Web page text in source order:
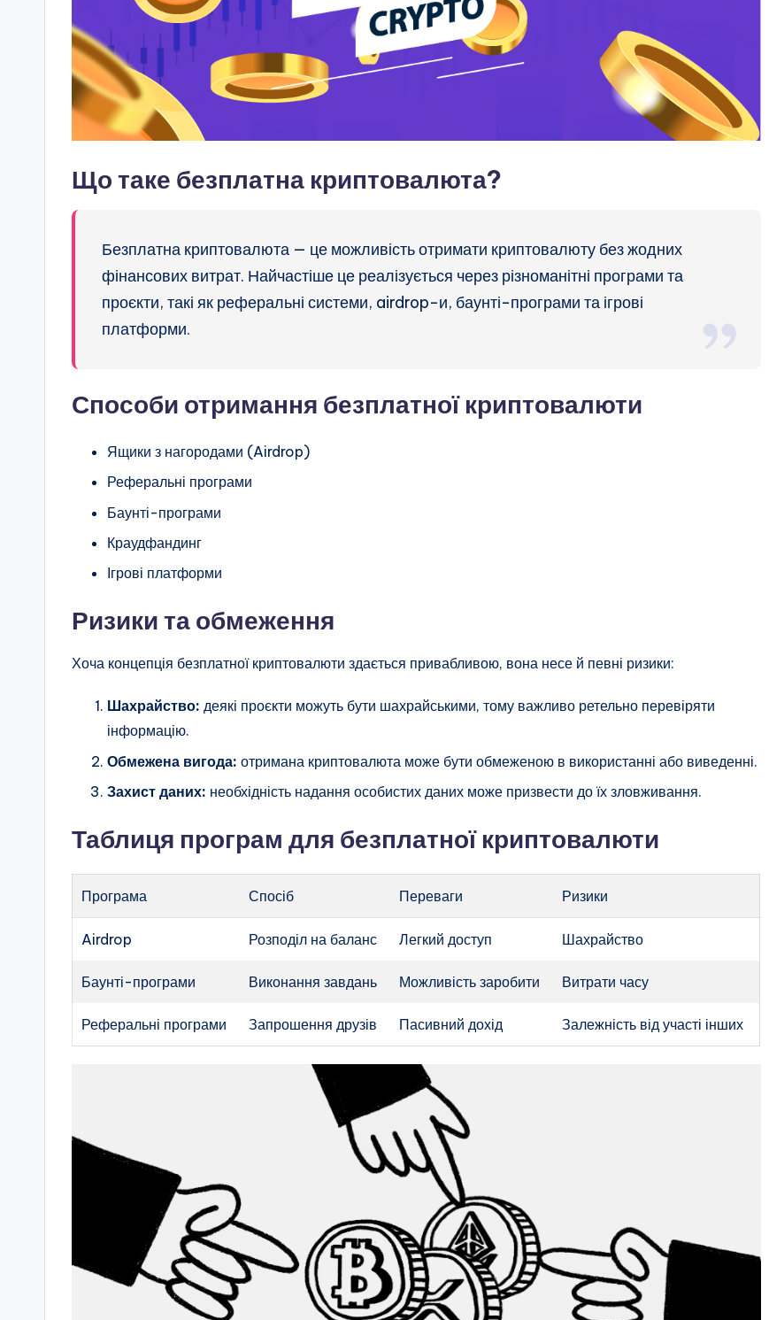
Що таке безплатна криптовалюта?
Безплатна криптовалюта — це можливість отримати криптовалюту без жодних
фінансових витрат. Найчастіше це реалізується через різноманітні програми та
проєкти, такі як реферальні системи, airdrop-и, баунті-програми та ігрові
платформи.
Способи отримання безплатної криптовалюти
Ящики з нагородами (Airdrop)
Реферальні програми
Баунті-програми
Краудфандинг
Ігрові платформи
Ризики та обмеження
Хоча концепція безплатної криптовалюти здається привабливою, вона несе й певні ризики:
Шахрайство: деякі проєкти можуть бути шахрайськими, тому важливо ретельно перевіряти
інформацію.
Обмежена вигода: отримана криптовалюта може бути обмеженою в використанні або виведенні.
Захист даних: необхідність надання особистих даних може призвести до їх зловживання.
Таблиця програм для безплатної криптовалюти
Програма Спосіб Переваги Ризики
Airdrop Розподіл на баланс Легкий доступ Шахрайство
Баунті-програми Виконання завдань Можливість заробити Витрати часу
Реферальні програми Запрошення друзів Пасивний дохід Залежність від участі інших